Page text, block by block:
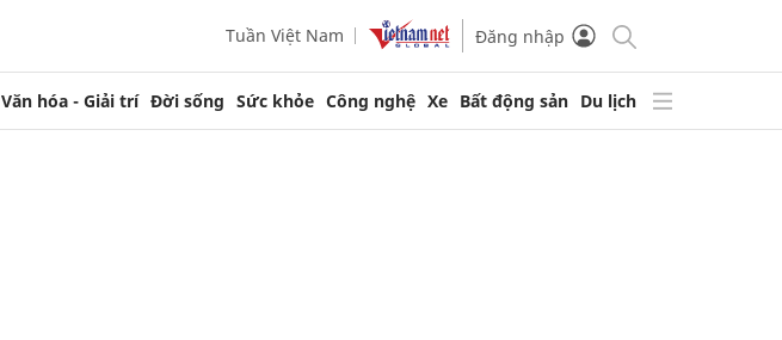
Tuần Việt Nam Đăng nhập
Văn hóa - Giải trí Đời sống Sức khỏe Công nghệ Xe Bất động sản Du lịch